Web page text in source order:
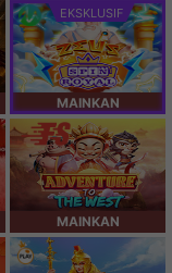
EKSKLUSIF
MAINKAN
MAINKAN